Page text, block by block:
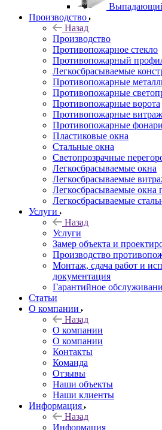
Производство
Назад
Производство
Противопожарное стекло
Противопожарный
Легкосбрасываемые
Противопожарные
Противопожарные
Противопожарные ворота
Противопожарные
Противопожарные фонари
Пластиковые окна
Стальные окна
Светопрозрачные
Легкосбрасываемые окна
Легкосбрасываемые
Легкосбрасываемые
Легкосбрасываемые
Услуги
Назад
Услуги
Замер объекта и
Производство
Монтаж, сдача работ и
документация
Гарантийное
Статьи
О компании
Назад
О компании
О компании
Контакты
Команда
Отзывы
Наши объекты
Наши клиенты
Информация
Назад
Информация